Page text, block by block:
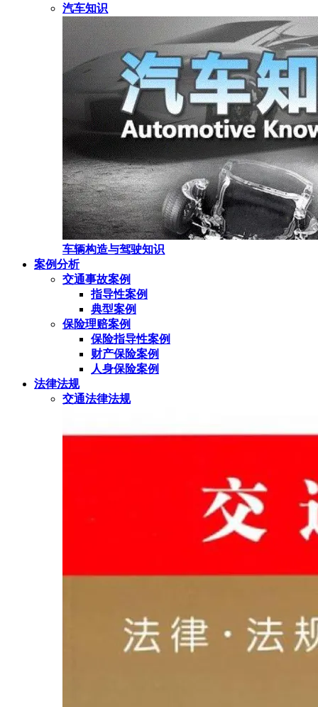
汽车知识
车辆构造与驾驶知识
案例分析
交通事故案例
指导性案例
典型案例
保险理赔案例
保险指导性案例
财产保险案例
人身保险案例
法律法规
交通法律法规